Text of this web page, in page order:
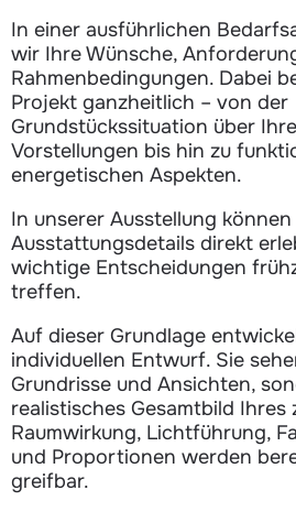
In einer ausführlichen
wir Ihre Wünsche,
Rahmenbedingungen. Dabei
Projekt ganzheitlich – von der
Grundstückssituation über
Vorstellungen bis hin zu
energetischen Aspekten.
In unserer Ausstellung können
Ausstattungsdetails direkt
wichtige Entscheidungen
treffen.
Auf dieser Grundlage
individuellen Entwurf. Sie
Grundrisse und Ansichten,
realistisches Gesamtbild Ihres
Raumwirkung, Lichtführung,
und Proportionen werden
greifbar.